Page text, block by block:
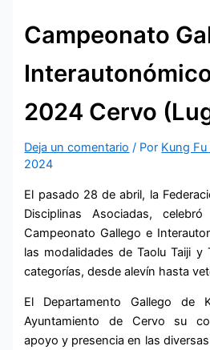
Campeonato
2024 Cervo
Deja un comentario / Por Kung
2024
El pasado 28 de abril, la
Disciplinas Asociadas,
Campeonato Gallego e
las modalidades de Taolu Taiji y
categorías, desde alevín hasta
El Departamento Gallego de
Ayuntamiento de Cervo su
apoyo y presencia en las